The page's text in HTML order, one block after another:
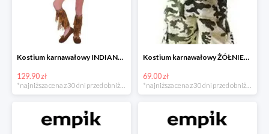
Kostium karnawałowy INDIANKA
129.90 zł
*najniższa cena z 30 dni przed obniżką
Kostium karnawałowy ŻÓŁNIERZ
69.00 zł
*najniższa cena z 30 dni przed obniżką